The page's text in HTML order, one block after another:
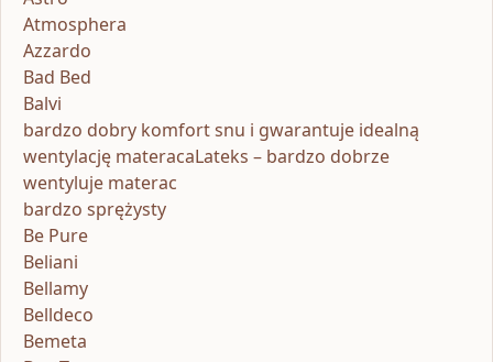
Atmosphera
Azzardo
Bad Bed
Balvi
bardzo dobry komfort snu i gwarantuje idealną
wentylację materacaLateks – bardzo dobrze
wentyluje materac
bardzo sprężysty
Be Pure
Beliani
Bellamy
Belldeco
Bemeta